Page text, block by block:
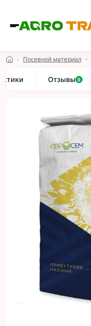
Посевной материал
Отзывы 0